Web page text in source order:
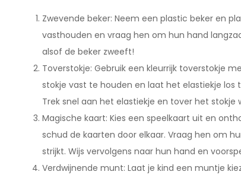
Zwevende beker: Neem een plastic beker en
vasthouden en vraag hen om hun hand
alsof de beker zweeft!
Toverstokje: Gebruik een kleurrijk toverstokje
stokje vast te houden en laat het elastiekje los
Trek snel aan het elastiekje en tover het stokje
Magische kaart: Kies een speelkaart uit en
schud de kaarten door elkaar. Vraag hen om
strijkt. Wijs vervolgens naar hun hand en
Verdwijnende munt: Laat je kind een muntje